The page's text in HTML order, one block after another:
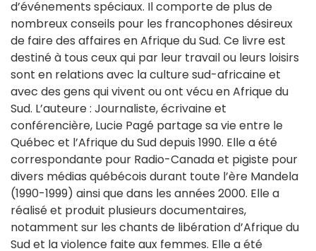
d’événements spéciaux. Il comporte de plus de
nombreux conseils pour les francophones désireux
de faire des affaires en Afrique du Sud. Ce livre est
destiné à tous ceux qui par leur travail ou leurs loisirs
sont en relations avec la culture sud-africaine et
avec des gens qui vivent ou ont vécu en Afrique du
Sud. L’auteure : Journaliste, écrivaine et
conférencière, Lucie Pagé partage sa vie entre le
Québec et l’Afrique du Sud depuis 1990. Elle a été
correspondante pour Radio-Canada et pigiste pour
divers médias québécois durant toute l’ère Mandela
(1990-1999) ainsi que dans les années 2000. Elle a
réalisé et produit plusieurs documentaires,
notamment sur les chants de libération d’Afrique du
Sud et la violence faite aux femmes. Elle a été